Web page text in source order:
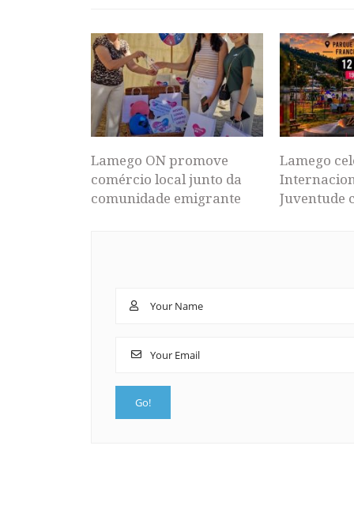
Lamego ON promove
comércio local junto da
comunidade emigrante
Lamego
Juventude